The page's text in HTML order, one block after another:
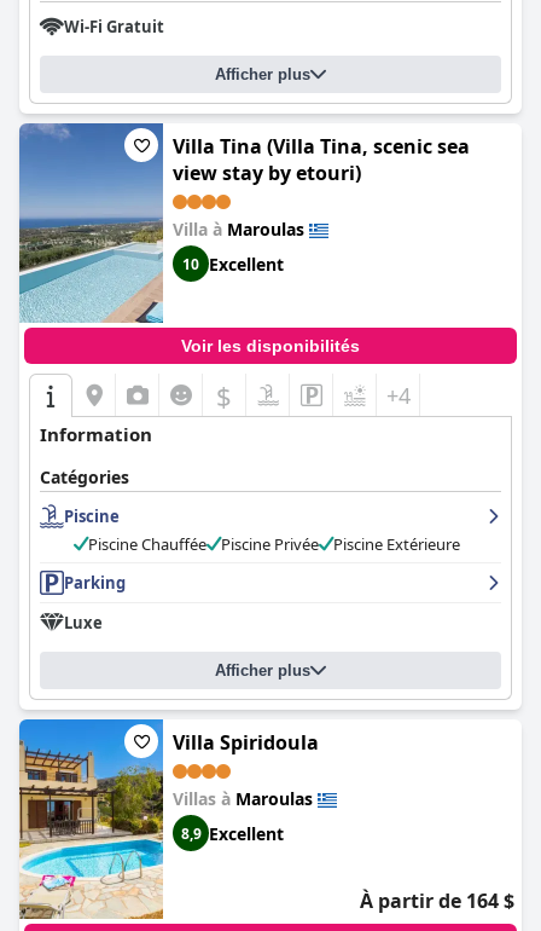
Wi-Fi Gratuit
Afficher plus
Villa Tina (Villa Tina, scenic sea
view stay by etouri)
Villa à Maroulas
10 Excellent
Voir les disponibilités
$ +4
Information
Catégories
Piscine
Piscine Chauffée
Piscine Privée
Piscine Extérieure
Parking
Luxe
Afficher plus
Villa Spiridoula
Villas à Maroulas
8,9 Excellent
À partir de 164 $